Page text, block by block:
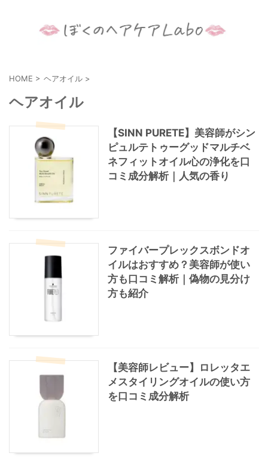
HOME > ヘアオイル >
ヘアオイル
【SINN PURETE】美容師がシン
ピュルテトゥーグッドマルチベ
ネフィットオイル心の浄化を口
コミ成分解析｜人気の香り
ファイバープレックスボンドオ
イルはおすすめ？美容師が使い
方も口コミ解析｜偽物の見分け
方も紹介
【美容師レビュー】ロレッタエ
メスタイリングオイルの使い方
を口コミ成分解析